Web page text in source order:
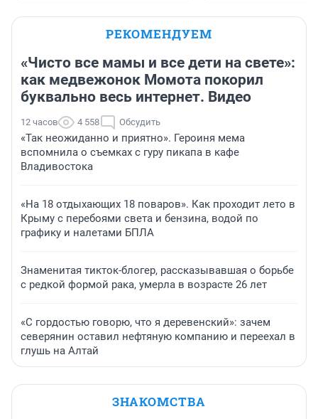
РЕКОМЕНДУЕМ
«Чисто все мамы и все дети на свете»:
как медвежонок Момота покорил
буквально весь интернет. Видео
12 часов 4 558 Обсудить
«Так неожиданно и приятно». Героиня мема
вспомнила о съемках с гуру пикапа в кафе
Владивостока
«На 18 отдыхающих 18 поваров». Как проходит лето в
Крыму с перебоями света и бензина, водой по
графику и налетами БПЛА
Знаменитая тикток-блогер, рассказывавшая о борьбе
с редкой формой рака, умерла в возрасте 26 лет
«С гордостью говорю, что я деревенский»: зачем
северянин оставил нефтяную компанию и переехал в
глушь на Алтай
ЗНАКОМСТВА